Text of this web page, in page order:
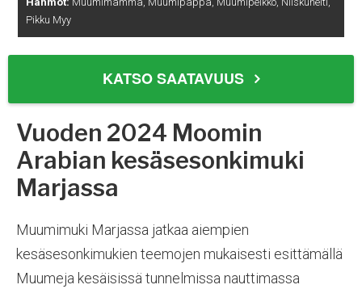
Pikku Myy
KATSO SAATAVUUS
Vuoden 2024 Moomin
Arabian kesäsesonkimuki
Marjassa
Muumimuki Marjassa jatkaa aiempien
kesäsesonkimukien teemojen mukaisesti esittämällä
Muumeja kesäisissä tunnelmissa nauttimassa